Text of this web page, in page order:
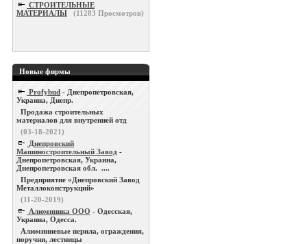
СТРОИТЕЛЬНЫЕ
МАТЕРИАЛЫ
(11283 Просмотров)
Новые фирмы
Profybud - Днепропетровская,
Украина, Днепр.
Продажа строительных
материалов для внутренней отд
(03-18-2021)
Днепровский
Машиностроительный Завод -
Днепропетровская, Украина,
Днепропетровская обл. ....
Предприятие «Днепровский Завод
Металлоконструкций»
(11-20-2019)
Алюминика ООО - Одесская,
Украина, Одесса.
Алюминиевые перила, ограждения,
поручни, лестницы